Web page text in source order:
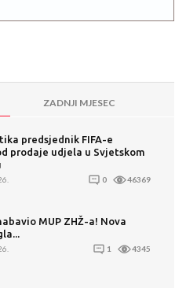
ZADNJI MJESEC
predsjednik FIFA-e
prodaje udjela u Svjetskom
0 46369
MUP ZHŽ-a! Nova
1 4345